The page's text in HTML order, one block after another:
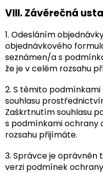
VIII.Závěrečná
1. Odesláním
objednávkového
seznámen/a s
že je v celém rozsahu
2. S těmito
souhlasu
Zaškrtnutím souhlasu
s podmínkami ochrany
rozsahu přijímáte.
3. Správce je oprávněn
verzi podmínek